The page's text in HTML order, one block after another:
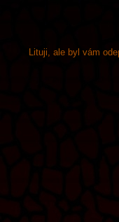
Lituji, ale byl vám